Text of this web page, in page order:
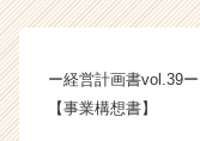
ー経営計画書vol.39ー
【事業構想書】